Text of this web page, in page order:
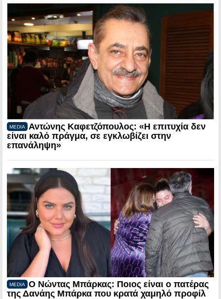
MEDIA
Αντώνης Καφετζόπουλος: «Η επιτυχία δεν
είναι καλό πράγμα, σε εγκλωβίζει στην
επανάληψη»
MEDIA
Ο Νώντας Μπάρκας: Ποιος είναι ο πατέρας
της Δανάης Μπάρκα που κρατά χαμηλό προφίλ